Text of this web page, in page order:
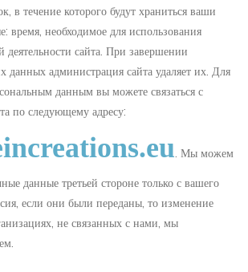
в течение которого будут храниться ваши
время, необходимое для использования
деятельности сайта. При завершении
данных администрация сайта удаляет их. Для
данным вы можете связаться с
по следующему адресу:
. Мы можем
данные третьей стороне только с вашего
если они были переданы, то изменение
не связанных с нами, мы